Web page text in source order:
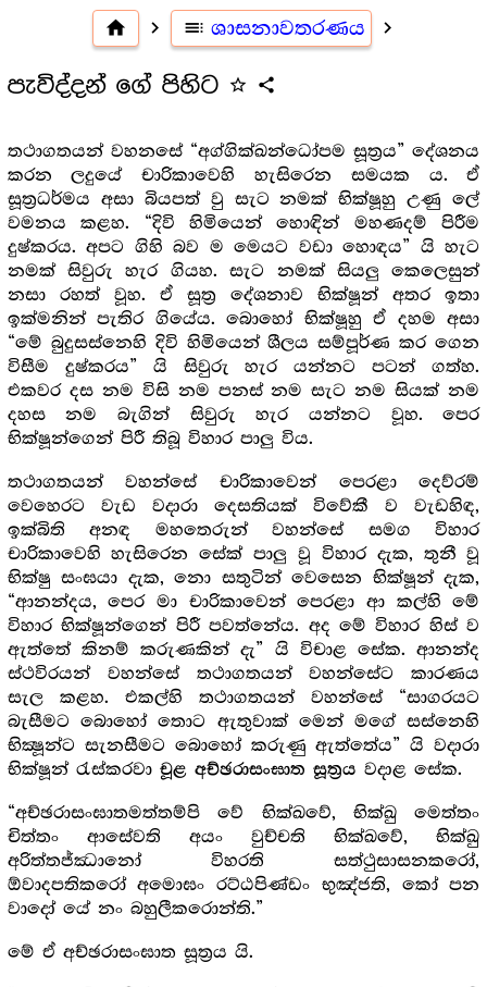
home navigate_next toc ශාසනාවතරණය navigate_next
පැවිද්දන් ගේ පිහිට star_outline share
තථාගතයන් වහනසේ “අග්ගික්ඛන්ධෝපම සූත්‍ර‍ය” දේශනය
කරන ලදුයේ චාරිකාවෙහි හැසිරෙන සමයක ය. ඒ
සූත්‍ර‍ධර්මය අසා බියපත් වු සැට නමක් භික්ෂූහු උණු ලේ
වමනය කළහ. “දිවි හිමියෙන් හොඳින් මහණදම් පිරීම
දුෂ්කරය. අපට ගිහි බව ම මෙයට වඩා හොඳය” යි හැට
නමක් සිවුරු හැර ගියහ. සැට නමක් සියලු කෙලෙසුන්
නසා රහත් වූහ. ඒ සූත්‍ර‍ දේශනාව භික්ෂූන් අතර ඉතා
ඉක්මනින් පැතිර ගියේය. බොහෝ භික්ෂූහු ඒ දහම අසා
“මේ බුදුසස්නෙහි දිවි හිමියෙන් ශීලය සම්පූර්ණ කර ගෙන
විසීම දුෂ්කරය” යි සිවුරු හැර යන්නට පටන් ගත්හ.
එකවර දස නම විසි නම පනස් නම සැට නම සියක් නම
දහස නම බැගින් සිවුරු හැර යන්නට වූහ. පෙර
භික්ෂූන්ගෙන් පිරී තිබූ විහාර පාලු විය.
තථාගතයන් වහන්සේ චාරිකාවෙන් පෙරළා දෙව්රම්
වෙහෙරට වැඩ වදාරා දෙසතියක් විවේකී ව වැඩහිඳ,
ඉක්බිති අනඳ මහතෙරුන් වහන්සේ සමග විහාර
චාරිකාවෙහි හැසිරෙන සේක් පාලු වූ විහාර දැක, තුනී වූ
භික්ෂු සංඝයා දැක, නො සතුටින් වෙසෙන භික්ෂූන් දැක,
“ආනන්දය, පෙර මා චාරිකාවෙන් පෙරළා ආ කල්හි මේ
විහාර භික්ෂූන්ගෙන් පිරී පවත්නේය. අද මේ විහාර හිස් ව
ඇත්තේ කිනම් කරුණකින් දැ” යි විචාළ සේක. ආනන්ද
ස්ථවිරයන් වහන්සේ තථාගතයන් වහන්සේට කාරණය
සැල කළහ. එකල්හි තථාගතයන් වහන්සේ “සාගරයට
බැසීමට බොහෝ තොට ඇතුවාක් මෙන් මගේ සස්නෙහි
භික්‍ෂූන්ට සැනසීමට බොහෝ කරුණු ඇත්තේය” යි වදාරා
භික්ෂූන් රැස්කරවා චූළ අච්ඡරාසංඝාත සූත්‍ර‍ය වදාළ සේක.
“අච්ඡරාසංඝාතමත්තම්පි වේ භික්ඛවේ, භික්ඛු මෙත්තං
චිත්තං ආසේවති අයං වුච්චති භික්ඛවේ, භික්ඛු
අරිත්තජ්ඣානෝ විහරති සත්ථුසාසනකරෝ,
ඕවාදපතිකරෝ අමොඝං රට්ඨපිණ්ඩං භුඤ්ජති, කෝ පන
වාදෝ යේ නං බහුලීකරොන්ති.”
මේ ඒ අච්ඡරාසංඝාත සූත්‍ර‍ය යි.